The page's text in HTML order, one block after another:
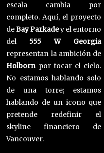
escala cambia por
completo. Aquí, el proyecto
deBay Parkadey el entorno
del 555 W Georgia
representan la ambición de
Holbornpor tocar el cielo.
No estamos hablando solo
de una torre; estamos
hablando de un icono que
pretende redefinir el
skyline financiero de
Vancouver.